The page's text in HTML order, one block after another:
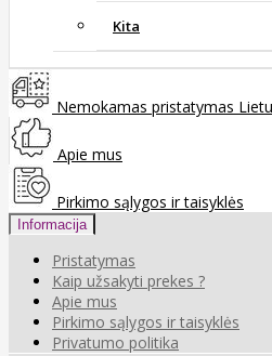
Kita
Nemokamas pristatymas
Apie mus
Pirkimo sąlygos ir taisyklės
Informacija
Pristatymas
Kaip užsakyti prekes ?
Apie mus
Pirkimo sąlygos ir taisyklės
Privatumo politika